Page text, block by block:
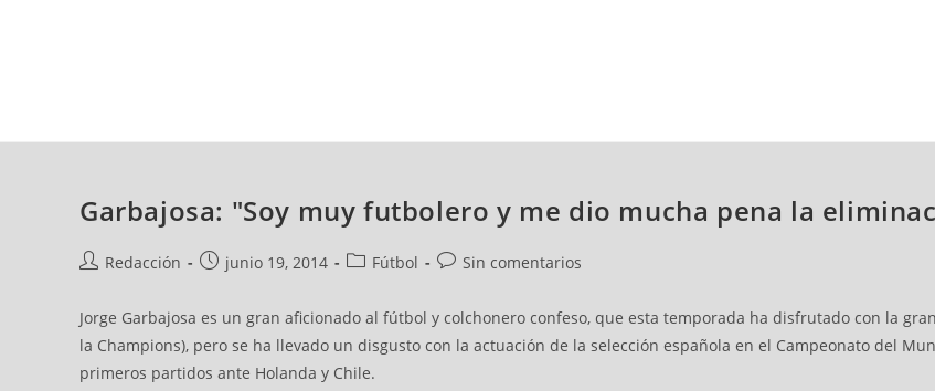
Garbajosa: "Soy muy futbolero y me dio mucha pena la
Redacción junio 19, 2014 Fútbol Sin comentarios
Jorge Garbajosa es un gran aficionado al fútbol y colchonero confeso, que esta temporada ha disfrutado con la
la Champions), pero se ha llevado un disgusto con la actuación de la selección española en el Campeonato del
primeros partidos ante Holanda y Chile.